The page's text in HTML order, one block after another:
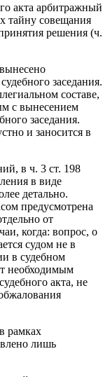
акта арбитражный
тайну совещания
решения (ч.
заседания.
составе,
с вынесением
заседания.
и заносится в
в ч. 3 ст. 198
в виде
детально.
предусмотрена
от
когда: вопрос, о
судом не в
в судебном
необходимым
акта, не
рамках
лишь